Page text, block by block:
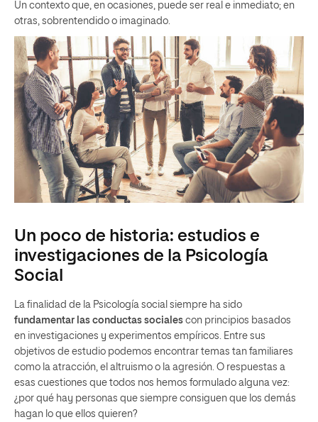
Un contexto que, en ocasiones, puede ser real e inmediato; en
otras, sobrentendido o imaginado.
Un poco de historia: estudios e
investigaciones de la Psicología
Social
La finalidad de la Psicología social siempre ha sido
fundamentar las conductas sociales con principios basados
en investigaciones y experimentos empíricos. Entre sus
objetivos de estudio podemos encontrar temas tan familiares
como la atracción, el altruismo o la agresión. O respuestas a
esas cuestiones que todos nos hemos formulado alguna vez:
¿por qué hay personas que siempre consiguen que los demás
hagan lo que ellos quieren?